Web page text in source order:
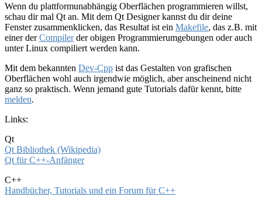
Wenn du plattformunabhängig Oberflächen programmieren willst,
schau dir mal Qt an. Mit dem Qt Designer kannst du dir deine
Fenster zusammenklicken, das Resultat ist ein Makefile, das z.B. mit
einer derCompilerder obigen Programmierumgebungen oder auch
unter Linux compiliert werden kann.
Mit dem bekannten Dev-Cpp ist das Gestalten von grafischen
Oberflächen wohl auch irgendwie möglich, aber anscheinend nicht
ganz so praktisch. Wenn jemand gute Tutorials dafür kennt, bitte
melden.
Links:
Qt
Qt Bibliothek (Wikipedia)
Qt für C++-Anfänger
C++
Handbücher, Tutorials und ein Forum für C++